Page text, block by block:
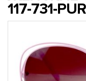
117-731-